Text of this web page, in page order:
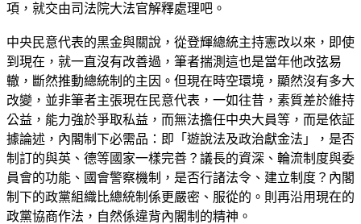
項，就交由司法院大法官解釋處理吧。
中央民意代表的黑金與關說，從登輝總統主持憲改以來，即使
到現在，就一直沒有改善過，筆者揣測這也是當年他改弦易
轍，斷然推動總統制的主因。但現在時空環境，顯然沒有多大
改變，並非筆者主張現在民意代表，一如往昔，素質差於維持
公益，能力強於爭取私益，而無法擔任中央大員等，而是依証
據論述，內閣制下必需品：即「遊說法及政治獻金法」，是否
制訂的與英、德等國家一樣完善？議長的資深、輪流制度與委
員會的功能、國會警察機制，是否行諸法令、建立制度？內閣
制下的政黨組織比總統制係更嚴密、服從的。則再沿用現在的
政黨協商作法，自然係違背內閣制的精神。